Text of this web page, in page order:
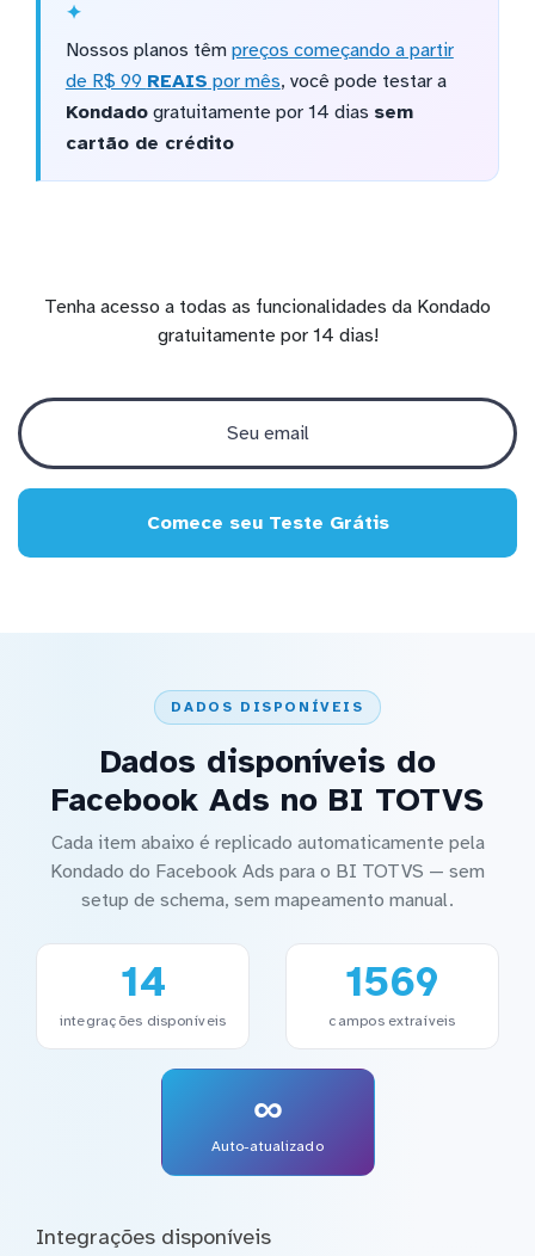
Nossos planos têm preços começando a partir
de R$ 99 REAIS por mês, você pode testar a
Kondadogratuitamente por 14 dias sem
cartão de crédito
Tenha acesso a todas as funcionalidades da Kondado
gratuitamente por 14 dias!
Comece seu Teste Grátis
DADOS DISPONÍVEIS
Dados disponíveis do
Facebook Ads no BI TOTVS
Cada item abaixo é replicado automaticamente pela
Kondado do Facebook Ads para o BI TOTVS — sem
setup de schema, sem mapeamento manual.
14
integrações disponíveis
1569
campos extraíveis
∞
Auto-atualizado
Integrações disponíveis